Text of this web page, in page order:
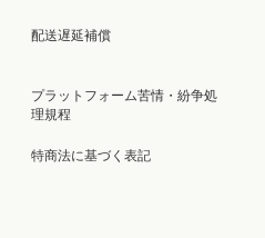
配送遅延補償
プラットフォーム苦情・紛争処
理規程
特商法に基づく表記